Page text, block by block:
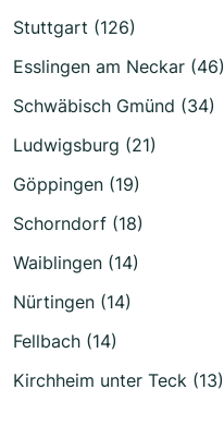
Stuttgart (126)
Esslingen am Neckar (46)
Schwäbisch Gmünd (34)
Ludwigsburg (21)
Göppingen (19)
Schorndorf (18)
Waiblingen (14)
Nürtingen (14)
Fellbach (14)
Kirchheim unter Teck (13)